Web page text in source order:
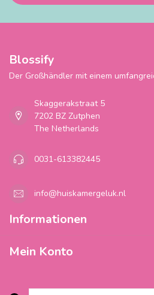
Blossify
Der Großhändler mit einem
Skaggerakstraat 5
7202 BZ Zutphen
The Netherlands
0031-613382445
info@huiskamergeluk.nl
Informationen
Mein Konto